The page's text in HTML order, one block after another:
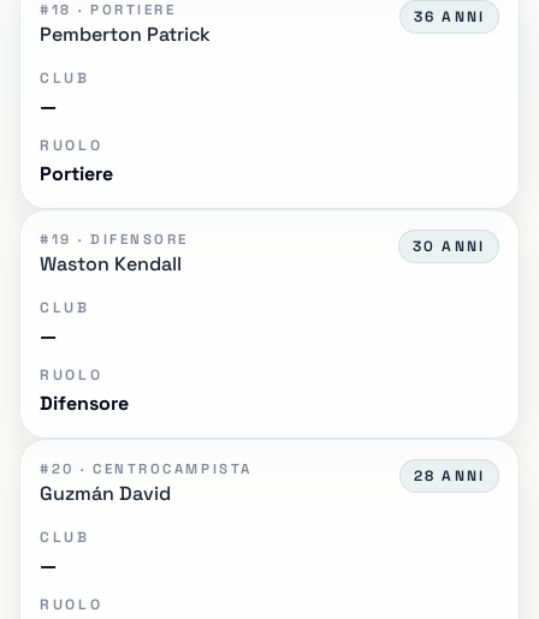
#18 · PORTIERE
Pemberton Patrick
36 ANNI
CLUB
—
RUOLO
Portiere
#19 · DIFENSORE
Waston Kendall
30 ANNI
CLUB
—
RUOLO
Difensore
#20 · CENTROCAMPISTA
Guzmán David
28 ANNI
CLUB
—
RUOLO